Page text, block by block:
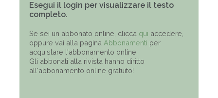
Esegui il login per visualizzare il testo
completo.
Se sei un abbonato online, clicca qui accedere,
oppure vai alla pagina Abbonamenti per
acquistare l'abbonamento online.
Gli abbonati alla rivista hanno diritto
all'abbonamento online gratuito!